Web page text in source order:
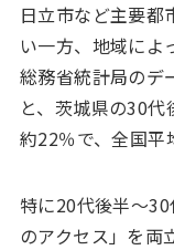
日立市など主要都
い一方、地域によ
総務省統計局のデ
と、茨城県の30
約22％で、全国平
特に20代後半〜
のアクセス」を両